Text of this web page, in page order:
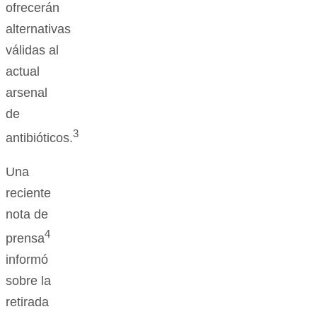
ofrecerán
alternativas
válidas al
actual
arsenal
de
antibióticos.3
Una
reciente
nota de
prensa4
informó
sobre la
retirada